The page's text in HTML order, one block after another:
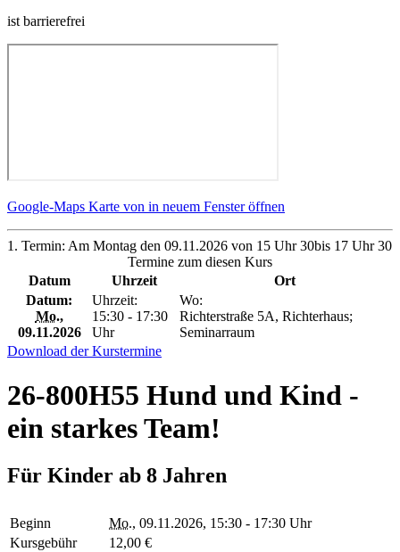
ist barrierefrei
Google-Maps Karte von in neuem Fenster öffnen
1. Termin: Am Montag den 09.11.2026 von 15 Uhr 30bis 17 Uhr 30
Termine zum diesen Kurs
Datum
Uhrzeit
Ort
Datum:
Mo.,
09.11.2026
Uhrzeit:
15:30 - 17:30
Uhr
Wo:
Richterstraße 5A, Richterhaus;
Seminarraum
Download der Kurstermine
26-800H55 Hund und Kind -
ein starkes Team!
Für Kinder ab 8 Jahren
Beginn Mo., 09.11.2026, 15:30 - 17:30 Uhr
Kursgebühr
12,00 €